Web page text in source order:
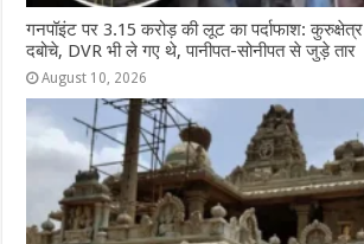
गनपॉइंट पर 3.15 करोड़ की लूट का पर्दाफाश:
दबोचे, DVR भी ले गए थे, पानीपत-सोनीपत से जुड़े तार
August 10, 2026